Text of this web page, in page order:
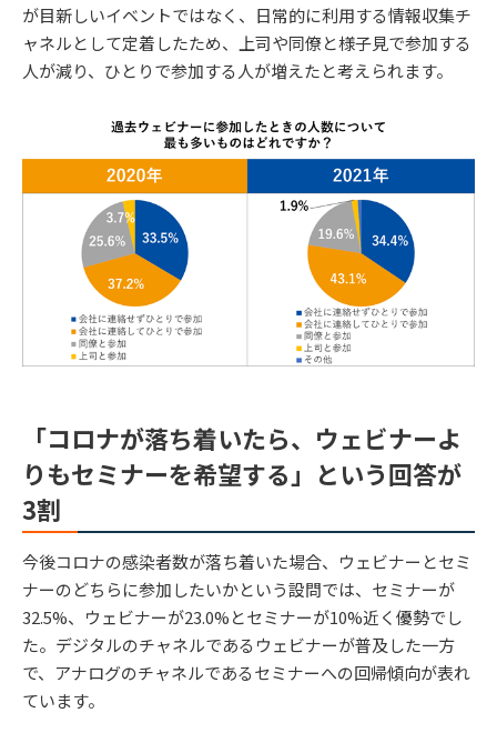
が目新しいイベントではなく、日常的に利用する情報収集チ
ャネルとして定着したため、上司や同僚と様子見で参加する
人が減り、ひとりで参加する人が増えたと考えられます。
「コロナが落ち着いたら、ウェビナーよ
りもセミナーを希望する」という回答が
3割
今後コロナの感染者数が落ち着いた場合、ウェビナーとセミ
ナーのどちらに参加したいかという設問では、セミナーが
32.5%、ウェビナーが23.0%とセミナーが10%近く優勢でし
た。デジタルのチャネルであるウェビナーが普及した一方
で、アナログのチャネルであるセミナーへの回帰傾向が表れ
ています。